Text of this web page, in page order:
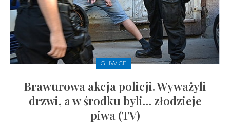
GLIWICE
Brawurowa akcja policji. Wyważyli
drzwi, a w środku byli… złodzieje
piwa (TV)